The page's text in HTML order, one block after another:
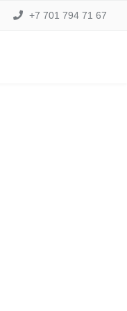
+7 701 794 71 67